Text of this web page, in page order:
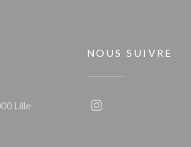
Lille((ouvre une nouvelle fenêtre))
NOUS SUIVRE